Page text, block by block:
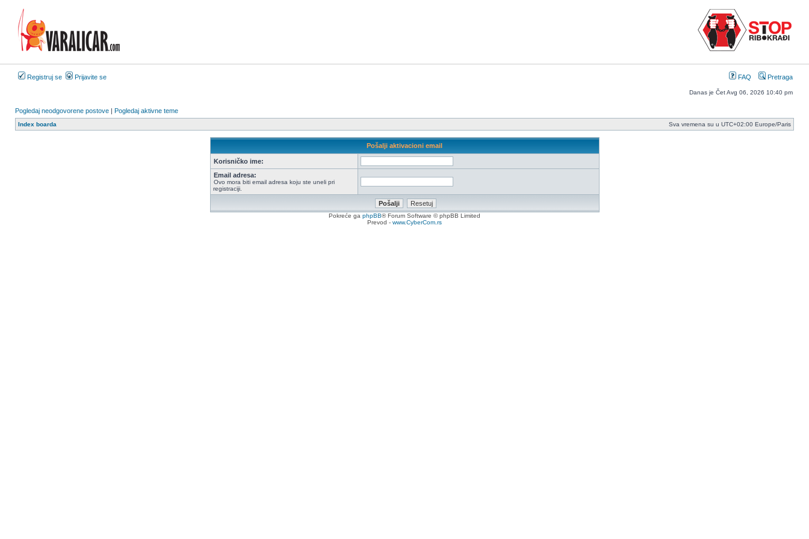
Registruj se Prijavite se FAQ Pretraga
Danas je Čet Avg 06, 2026 10:40 pm
Pogledaj neodgovorene postove | Pogledaj aktivne teme
Index boarda Sva vremena su u UTC+02:00 Europe/Paris
Pošalji aktivacioni email
Korisničko ime:
Email adresa:
Ovo mora biti email adresa koju ste uneli pri
registraciji.
Pokreće ga phpBB® Forum Software © phpBB Limited
Prevod - www.CyberCom.rs